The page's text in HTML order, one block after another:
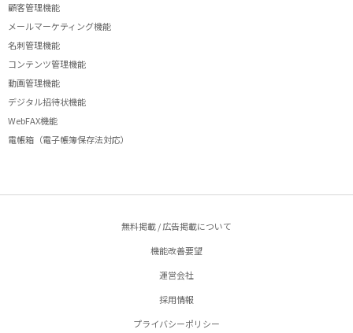
顧客管理機能
メールマーケティング機能
名刺管理機能
コンテンツ管理機能
動画管理機能
デジタル招待状機能
WebFAX機能
電帳箱（電子帳簿保存法対応）
無料掲載 / 広告掲載について
機能改善要望
運営会社
採用情報
プライバシーポリシー